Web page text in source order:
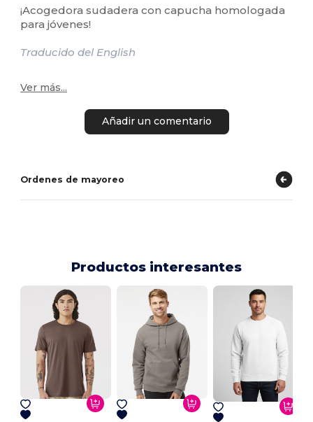
¡Acogedora sudadera con capucha homologada
para jóvenes!
Traducido del English
Ver más...
Añadir un comentario
Ordenes de mayoreo
Productos interesantes